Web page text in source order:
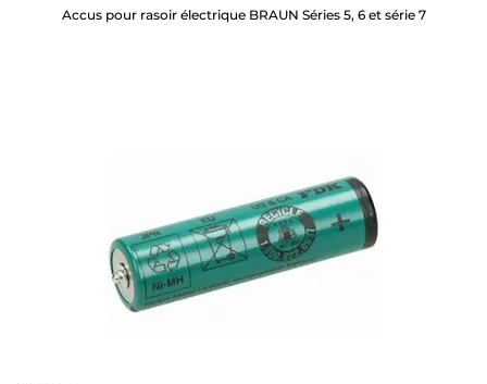
Accus pour rasoir électrique BRAUN Séries 5, 6 et série 7